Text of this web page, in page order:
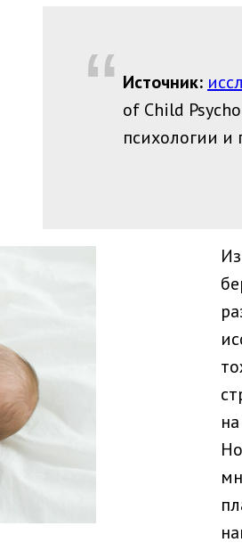
“ Источник:
of Child
психологии и